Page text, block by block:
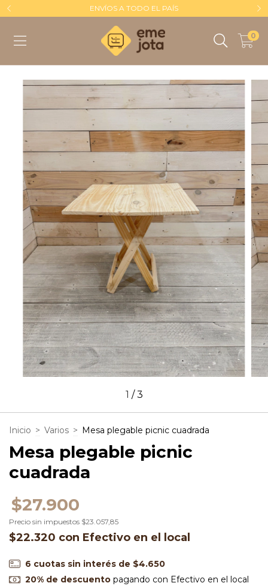
ENVÍOS A TODO EL PAÍS
0
1 /3
Inicio > Varios > Mesa plegable picnic cuadrada
Mesa plegable picnic
cuadrada
$27.900
Precio sin impuestos $23.057,85
$22.320 con Efectivo en el local
6 cuotas sin interés de $4.650
20% de descuentopagando con Efectivo en el local